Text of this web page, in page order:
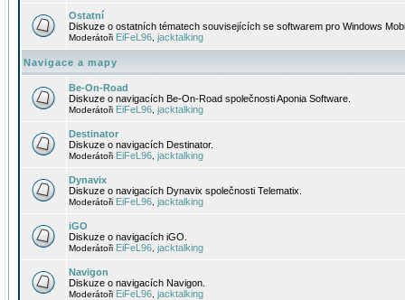
Ostatní
Diskuze o ostatních tématech souvisejících se softwarem pro Windows
Moderátoři EiFeL96 jacktalking
Navigace a mapy
Be-On-Road
Diskuze o navigacích Be-On-Road společnosti Aponia Software.
Moderátoři EiFeL96 jacktalking
Destinator
Diskuze o navigacích Destinator.
Moderátoři EiFeL96 jacktalking
Dynavix
Diskuze o navigacích Dynavix společnosti Telematix.
Moderátoři EiFeL96 jacktalking
iGO
Diskuze o navigacích iGO.
Moderátoři EiFeL96 jacktalking
Navigon
Diskuze o navigacích Navigon.
Moderátoři EiFeL96 jacktalking